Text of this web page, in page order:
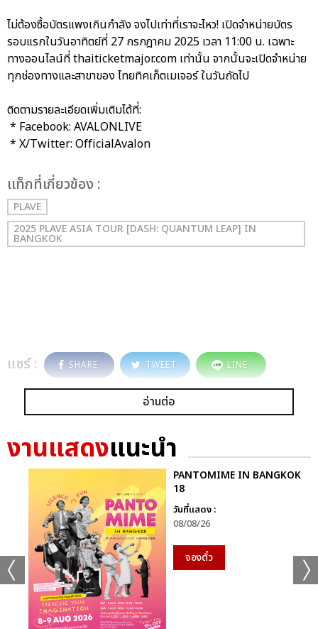
ไม่ต้องซื้อบัตรแพงเกินกำลัง จงไปเท่าที่เราจะไหว! เปิดจำหน่ายบัตร
รอบแรกในวันอาทิตย์ที่ 27 กรกฎาคม 2025 เวลา 11:00 น. เฉพาะ
ทางออนไลน์ที่ thaiticketmajor.com เท่านั้น จากนั้นจะเปิดจำหน่าย
ทุกช่องทางและสาขาของ ไทยทิคเก็ตเมเจอร์ ในวันถัดไป
ติดตามรายละเอียดเพิ่มเติมได้ที่:
* Facebook: AVALONLIVE
* X/Twitter: OfficialAvalon
เเท็กที่เกี่ยวข้อง :
PLAVE
2025 PLAVE ASIA TOUR [DASH: QUANTUM LEAP] IN
BANGKOK
แชร์ : SHARE TWEET LINE
อ่านต่อ
งานแสดงแนะนำ
PANTOMIME IN BANGKOK
18
วันที่แสดง :
08/08/26
จองตั๋ว